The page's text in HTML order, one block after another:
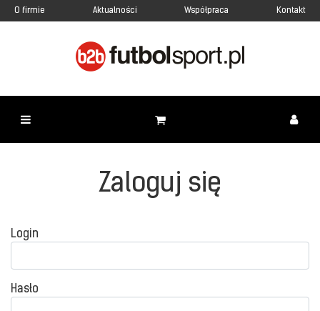
O firmie Aktualności Współpraca Kontakt
Zaloguj się
Login
Hasło